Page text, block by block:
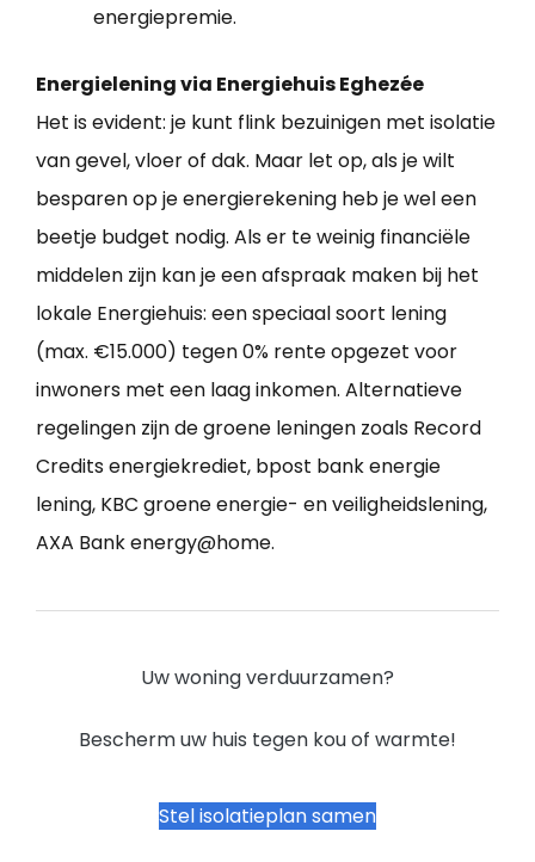
energiepremie.
Energielening via Energiehuis Eghezée
Het is evident: je kunt flink bezuinigen met isolatie
van gevel, vloer of dak. Maar let op, als je wilt
besparen op je energierekening heb je wel een
beetje budget nodig. Als er te weinig financiële
middelen zijn kan je een afspraak maken bij het
lokale Energiehuis: een speciaal soort lening
(max. €15.000) tegen 0% rente opgezet voor
inwoners met een laag inkomen. Alternatieve
regelingen zijn de groene leningen zoals Record
Credits energiekrediet, bpost bank energie
lening, KBC groene energie- en veiligheidslening,
AXA Bank energy@home.
Uw woning verduurzamen?
Bescherm uw huis tegen kou of warmte!
Stel isolatieplan samen